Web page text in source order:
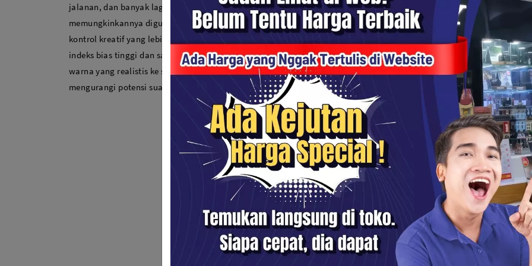
jalanan, dan banyak lagi. Ini memiliki aperture maksimum f/1.5 yang cerah,
memungkinkannya digunakan dalam situasi cahaya rendah dan memberikan
kontrol kreatif yang lebih baik terhadap depth-of-field. Kombinasi lima elemen
indeks bias tinggi dan satu elemen asferis memberikan ketajaman dan transmisi
warna yang realistis ke seluruh area gambar. Tudung lensa terintegrasi
mengurangi potensi suar lensa untuk saturasi warna optimal.